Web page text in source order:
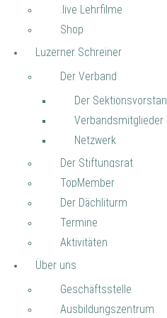
.live Lehr­fil­me
Shop
Lu­zer­ner Schrei­ner
Der Ver­band
Der
Ver­bands­mit­glie­der
Netz­werk
Der Stif­tungs­rat
Top­Mem­ber
Der Däch­li­turm
Ter­mi­ne
Ak­ti­vi­tä­ten
Über uns
Ge­schäfts­stel­le
Aus­bil­dungs­zen­trum
in der Hal­le1 - Stand­num­mer
Wir ver­schi­cken noch eine
auf,
mög­lichst viele Ar­chi­tekt:innen,
dort an­zu­tref­fen!